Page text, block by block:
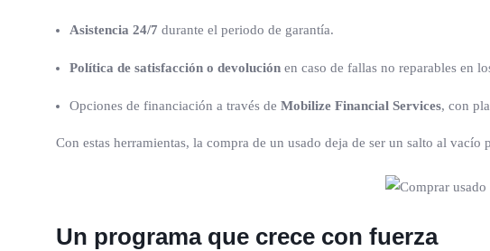
Asistencia 24/7 durante el periodo de garantía.
Política de satisfacción o devolución en caso de fallas no reparables en
Opciones de financiación a través de Mobilize Financial Services, con
Con estas herramientas, la compra de un usado deja de ser un salto al
Un programa que crece con fuerza